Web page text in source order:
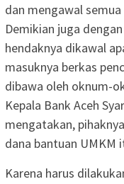
dan mengawal
Demikian juga
hendaknya dikawal
masuknya berkas
dibawa oleh oknum-
Kepala Bank Aceh
mengatakan,
dana bantuan UMKM
Karena harus